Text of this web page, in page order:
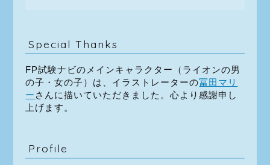
Special Thanks
FP試験ナビのメインキャラクター（ライオンの男
の子・女の子）は、イラストレーターの冨田マリ
ー さんに描いていただきました。心より感謝申し
上げます。
Profile